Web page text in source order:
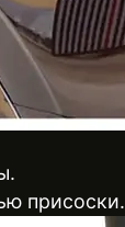
присоски.